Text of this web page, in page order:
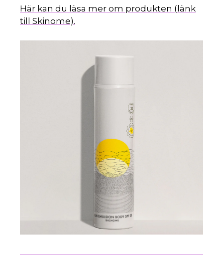
Här kan du läsa mer om produkten (länk
till Skinome).